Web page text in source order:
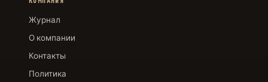
Журнал
О компании
Контакты
Политика